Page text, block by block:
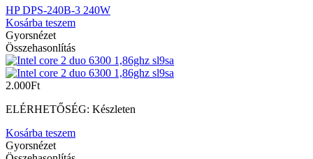
HP DPS-240B-3 240W
Kosárba teszem
Gyorsnézet
Összehasonlítás
2.000Ft
ELÉRHETŐSÉG: Készleten
Kosárba teszem
Gyorsnézet